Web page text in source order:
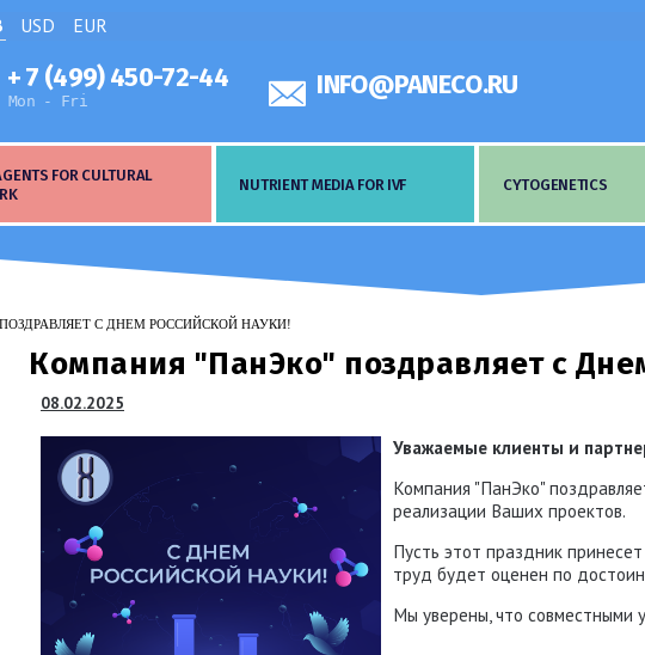
USD EUR
+ 7 (499) 450-72-44
Mon - Fri INFO@PANECO.RU
FOR CULTURAL
NUTRIENT MEDIA FOR IVF CYTOGENETICS
С ДНЕМ РОССИЙСКОЙ НАУКИ!
Компания "ПанЭко" поздравляет с
08.02.2025
Уважаемые клиенты и
Компания "ПанЭко"
реализации Ваших проектов.
Пусть этот праздник
труд будет оценен по
Мы уверены, что совместными